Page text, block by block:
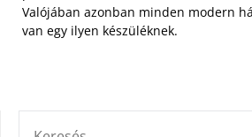
Valójában azonban minden modern
van egy ilyen készüléknek.